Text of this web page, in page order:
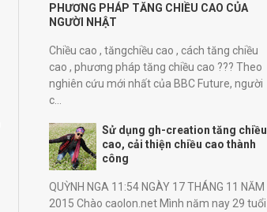
PHƯƠNG PHÁP TĂNG CHIỀU CAO CỦA
NGƯỜI NHẬT
Chiều cao , tăngchiều cao , cách tăng chiều
cao , phương pháp tăng chiều cao ??? Theo
nghiên cứu mới nhất của BBC Future, người
c...
Sử dụng gh-creation tăng chiều
cao, cải thiện chiều cao thành
công
QUỲNH NGA 11:54 NGÀY 17 THÁNG 11 NĂM
2015 Chào caolon.net Mình năm nay 29 tuổi